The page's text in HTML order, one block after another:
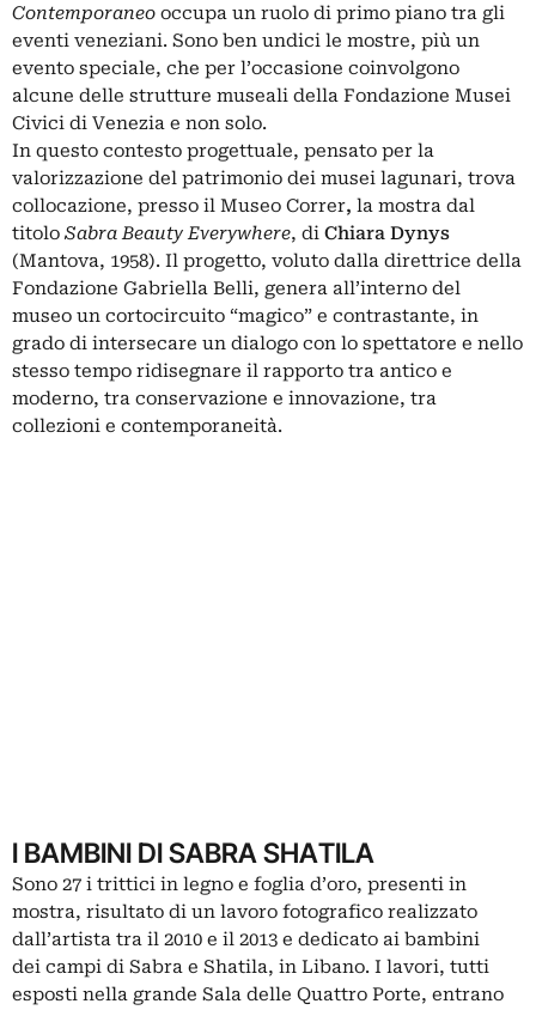
Contemporaneo occupa un ruolo di primo piano tra gli
eventi veneziani. Sono ben undici le mostre, più un
evento speciale, che per l’occasione coinvolgono
alcune delle strutture museali della Fondazione Musei
Civici di Venezia e non solo.
In questo contesto progettuale, pensato per la
valorizzazione del patrimonio dei musei lagunari, trova
collocazione, presso il Museo Correr, la mostra dal
titolo Sabra Beauty Everywhere, di Chiara Dynys
(Mantova, 1958). Il progetto, voluto dalla direttrice della
Fondazione Gabriella Belli, genera all’interno del
museo un cortocircuito “magico” e contrastante, in
grado di intersecare un dialogo con lo spettatore e nello
stesso tempo ridisegnare il rapporto tra antico e
moderno, tra conservazione e innovazione, tra
collezioni e contemporaneità.
I BAMBINI DI SABRA SHATILA
Sono 27 i trittici in legno e foglia d’oro, presenti in
mostra, risultato di un lavoro fotografico realizzato
dall’artista tra il 2010 e il 2013 e dedicato ai bambini
dei campi di Sabra e Shatila, in Libano. I lavori, tutti
esposti nella grande Sala delle Quattro Porte, entrano